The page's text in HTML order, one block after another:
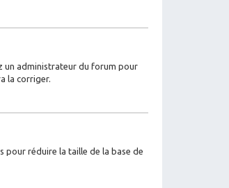
un administrateur du forum pour
la corriger.
pour réduire la taille de la base de